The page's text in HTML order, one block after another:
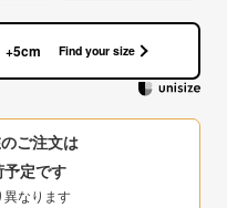
Find your size
ご注文は
予定です
なります